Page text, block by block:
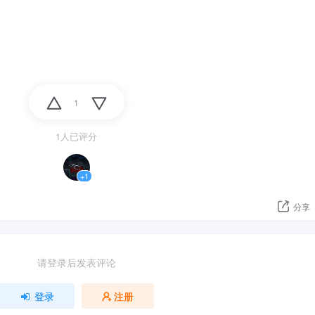
1
1人已评分
+1
分享
请登录后发表评论
登录 注册